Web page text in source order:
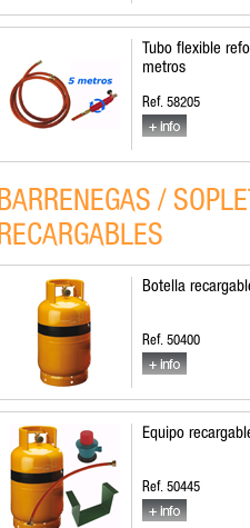
Tubo flexible
metros
Ref. 58205
BARRENEGAS /
RECARGABLES
Botella
Ref. 50400
Equipo
Ref. 50445